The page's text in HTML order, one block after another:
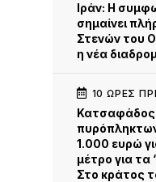
Iράν: Η
σημαίνει
Στενών του
η νέα
10 ΏΡΕΣ
Κατσαφάδος
1.000 ευρώ
μέτρο για τα
Στο κράτος